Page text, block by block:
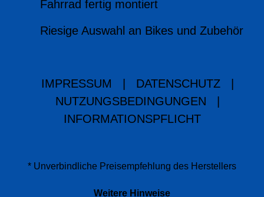
Fahrrad fertig montiert
Riesige Auswahl an Bikes und Zubehör
IMPRESSUM DATENSCHUTZ
NUTZUNGSBEDINGUNGEN
INFORMATIONSPFLICHT
* Unverbindliche Preisempfehlung des Herstellers
Weitere Hinweise